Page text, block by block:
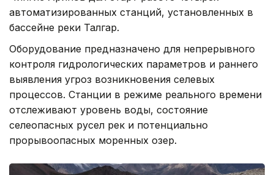
автоматизированных станций, установленных в
бассейне реки Талгар.
Оборудование предназначено для непрерывного
контроля гидрологических параметров и раннего
выявления угроз возникновения селевых
процессов. Станции в режиме реального времени
отслеживают уровень воды, состояние
селеопасных русел рек и потенциально
прорывоопасных моренных озер.